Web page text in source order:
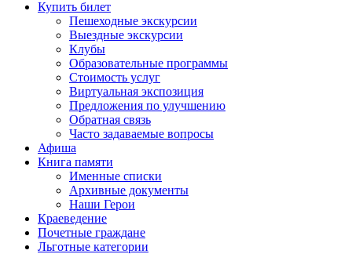
Купить билет
Пешеходные экскурсии
Выездные экскурсии
Клубы
Образовательные программы
Стоимость услуг
Виртуальная экспозиция
Предложения по улучшению
Обратная связь
Часто задаваемые вопросы
Афиша
Книга памяти
Именные списки
Архивные документы
Наши Герои
Краеведение
Почетные граждане
Льготные категории